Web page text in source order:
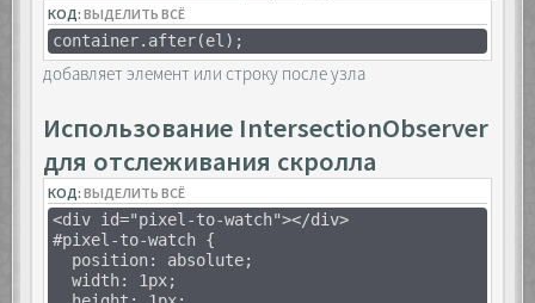
КОД:ВЫДЕЛИТЬ ВСЁ
container.after(el);
добавляет элемент или строку после узла
Использование IntersectionObserver
для отслеживания скролла
КОД:ВЫДЕЛИТЬ ВСЁ
<div id="pixel-to-watch"></div>
#pixel-to-watch {
position: absolute;
width: 1px;